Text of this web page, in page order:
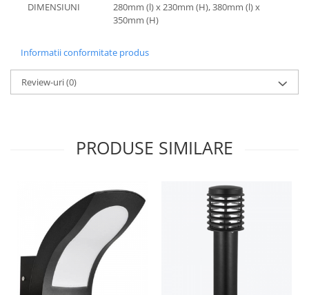
Panouri LED
Lampadare
Lustre
Iluminat Scari/Trepte
Becuri și surse LED
Iluminat Exterior
Proiectoare LED
Aplice de Exterior
Lampi de Gradina
Spoturi Exterior Incastrabile
DIMENSIUNI
280mm (l) x 230mm (H), 380mm (l) x
350mm (H)
Informatii conformitate produs
Review-uri(0)
PRODUSE SIMILARE